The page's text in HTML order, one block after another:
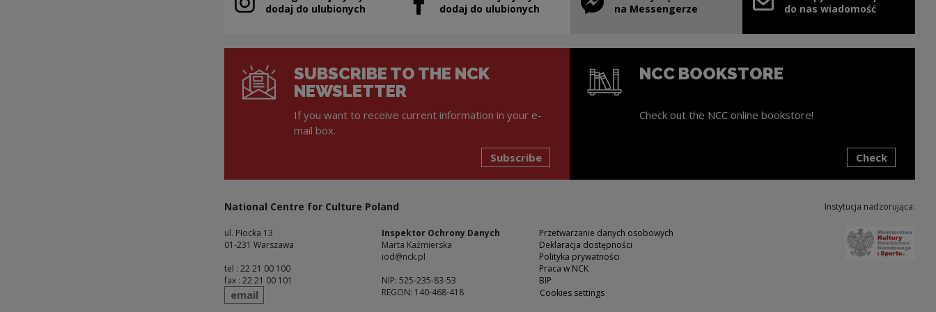
dodaj do ulubionych
Note, the link will open in a new window
dodaj do ulubionych
Note, the link will open in a new window
na Messengerze
Note, the link will open in a new window
do nas wiadomość
SUBSCRIBE TO THE NCK
NEWSLETTER
If you want to receive current information in your e-
mail box.
Subscribe
NCC BOOKSTORE
Check out the NCC online bookstore!
Check
National Centre for Culture Poland
ul. Płocka 13
01-231 Warszawa
tel : 22 21 00 100
fax : 22 21 00 101
send
email
Inspektor Ochrony Danych
Marta Kaźmierska
iod@nck.pl
NIP: 525-235-83-53
REGON: 140-468-418
Przetwarzanie danych osobowych
Deklaracja dostępności
Polityka prywatności
Praca w NCK
BIP
Cookies settings
Instytucja nadzorująca: